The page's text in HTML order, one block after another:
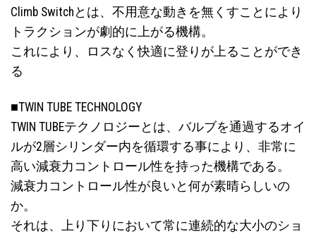
Climb Switchとは、不用意な動きを無くすことにより
トラクションが劇的に上がる機構。
これにより、ロスなく快適に登りが上ることができ
る
■TWIN TUBE TECHNOLOGY
TWIN TUBEテクノロジーとは、バルブを通過するオイ
ルが2層シリンダー内を循環する事により、非常に
高い減衰力コントロール性を持った機構である。
減衰力コントロール性が良いと何が素晴らしいの
か。
それは、上り下りにおいて常に連続的な大小のショ